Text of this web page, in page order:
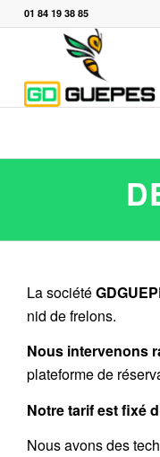
01 84 19 38 85
La société
nid de frelons.
Nous intervenons
plateforme de
Notre tarif est fixé
Nous avons des